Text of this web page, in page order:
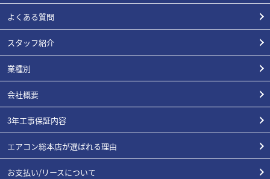
よくある質問
スタッフ紹介
業種別
会社概要
3年工事保証内容
エアコン総本店が選ばれる理由
お支払い/リースについて